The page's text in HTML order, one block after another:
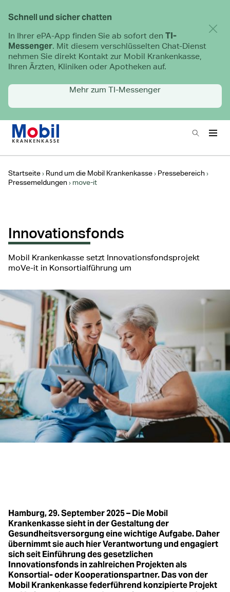
Schnell und sicher chatten
In Ihrer ePA-App finden Sie ab sofort den TI-
Messenger. Mit diesem verschlüsselten Chat-Dienst
nehmen Sie direkt Kontakt zur Mobil Krankenkasse,
Ihren Ärzten, Kliniken oder Apotheken auf.
Mehr zum TI-Messenger
Hauptnavigation
Suchen
Startseite Rund um die Mobil Krankenkasse
Pressebereich
Pressemeldungen
move-it
Innovationsfonds
Mobil Krankenkasse setzt Innovationsfondsprojekt
moVe-it in Konsortialführung um
Hamburg, 29. September 2025 – Die Mobil
Krankenkasse sieht in der Gestaltung der
Gesundheitsversorgung eine wichtige Aufgabe. Daher
übernimmt sie auch hier Verantwortung und engagiert
sich seit Einführung des gesetzlichen
Innovationsfonds in zahlreichen Projekten als
Konsortial- oder Kooperationspartner. Das von der
Mobil Krankenkasse federführend konzipierte Projekt